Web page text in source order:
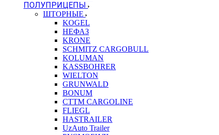
ПОЛУПРИЦЕПЫ
ШТОРНЫЕ
KOGEL
НЕФАЗ
KRONE
SCHMITZ CARGOBULL
KOLUMAN
KASSBOHRER
WIELTON
GRUNWALD
BONUM
CTTM CARGOLINE
FLIEGL
HASTRAILER
UzAuto Trailer